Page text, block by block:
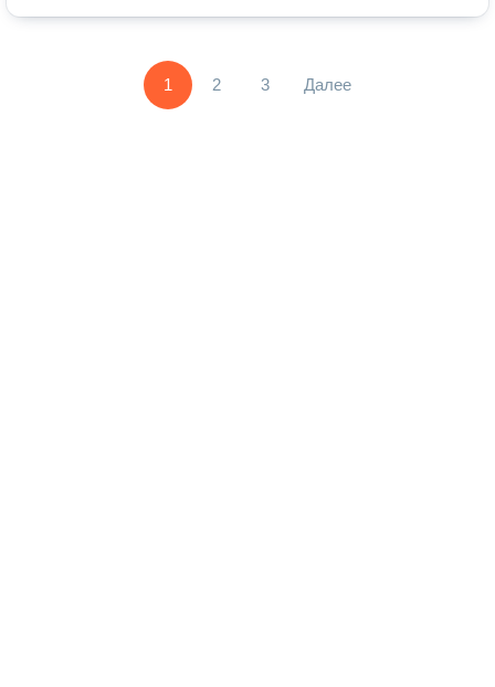
1 2 3 Далее